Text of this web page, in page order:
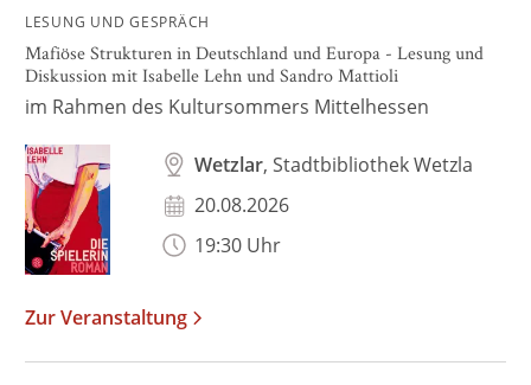
LESUNG UND GESPRÄCH
Mafiöse Strukturen in Deutschland und Europa - Lesung und
Diskussion mit Isabelle Lehn und Sandro Mattioli
im Rahmen des Kultursommers Mittelhessen
Wetzlar, Stadtbibliothek Wetzla
20.08.2026
19:30 Uhr
Zur Veranstaltung